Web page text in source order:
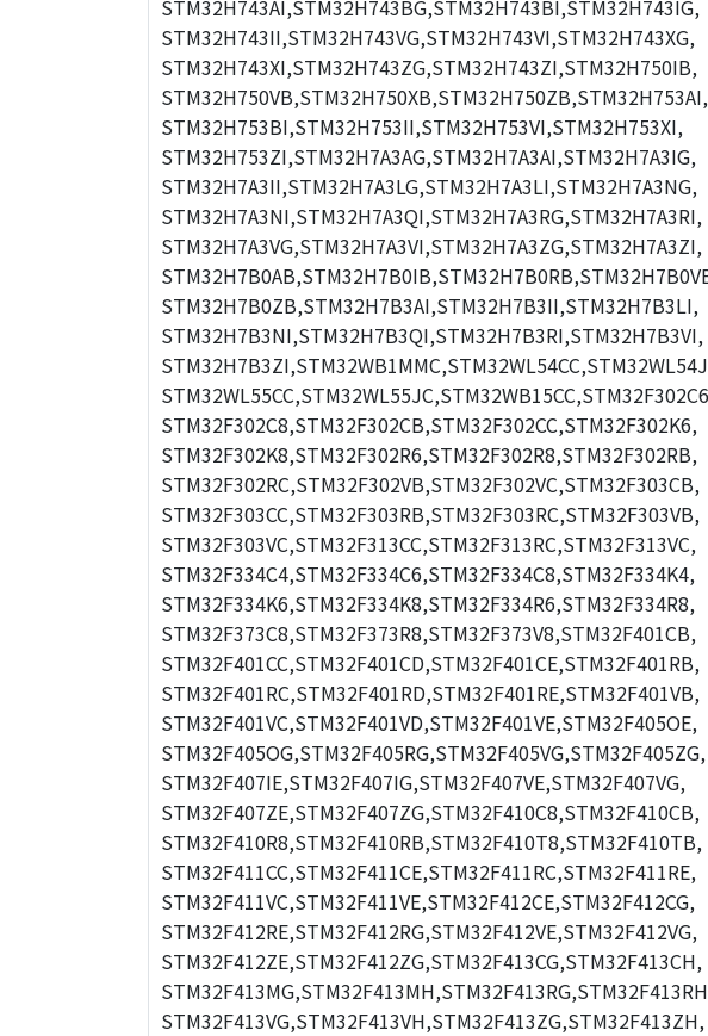
STM32H743AI,STM32H743BG,STM32H743BI,STM32H743IG,
STM32H743II,STM32H743VG,STM32H743VI,STM32H743XG,
STM32H743XI,STM32H743ZG,STM32H743ZI,STM32H750IB,
STM32H750VB,STM32H750XB,STM32H750ZB,STM32H753AI,
STM32H753BI,STM32H753II,STM32H753VI,STM32H753XI,
STM32H753ZI,STM32H7A3AG,STM32H7A3AI,STM32H7A3IG,
STM32H7A3II,STM32H7A3LG,STM32H7A3LI,STM32H7A3NG,
STM32H7A3NI,STM32H7A3QI,STM32H7A3RG,STM32H7A3RI,
STM32H7A3VG,STM32H7A3VI,STM32H7A3ZG,STM32H7A3ZI,
STM32H7B0ZB,STM32H7B3AI,STM32H7B3II,STM32H7B3LI,
STM32H7B3NI,STM32H7B3QI,STM32H7B3RI,STM32H7B3VI,
STM32F302C8,STM32F302CB,STM32F302CC,STM32F302K6,
STM32F302K8,STM32F302R6,STM32F302R8,STM32F302RB,
STM32F302RC,STM32F302VB,STM32F302VC,STM32F303CB,
STM32F303CC,STM32F303RB,STM32F303RC,STM32F303VB,
STM32F303VC,STM32F313CC,STM32F313RC,STM32F313VC,
STM32F334C4,STM32F334C6,STM32F334C8,STM32F334K4,
STM32F334K6,STM32F334K8,STM32F334R6,STM32F334R8,
STM32F373C8,STM32F373R8,STM32F373V8,STM32F401CB,
STM32F401CC,STM32F401CD,STM32F401CE,STM32F401RB,
STM32F401RC,STM32F401RD,STM32F401RE,STM32F401VB,
STM32F401VC,STM32F401VD,STM32F401VE,STM32F405OE,
STM32F405OG,STM32F405RG,STM32F405VG,STM32F405ZG,
STM32F407IE,STM32F407IG,STM32F407VE,STM32F407VG,
STM32F407ZE,STM32F407ZG,STM32F410C8,STM32F410CB,
STM32F410R8,STM32F410RB,STM32F410T8,STM32F410TB,
STM32F411CC,STM32F411CE,STM32F411RC,STM32F411RE,
STM32F411VC,STM32F411VE,STM32F412CE,STM32F412CG,
STM32F412RE,STM32F412RG,STM32F412VE,STM32F412VG,
STM32F412ZE,STM32F412ZG,STM32F413CG,STM32F413CH,
STM32F413VG,STM32F413VH,STM32F413ZG,STM32F413ZH,